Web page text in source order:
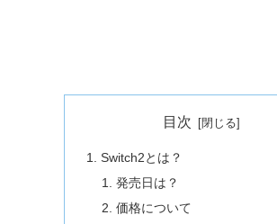
目次
Switch2とは？
発売日は？
価格について